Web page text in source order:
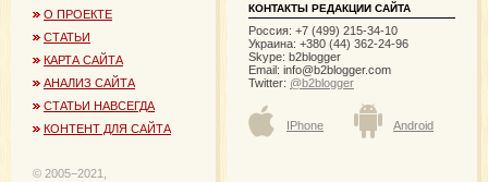
О ПРОЕКТЕ
СТАТЬИ
КАРТА САЙТА
АНАЛИЗ САЙТА
СТАТЬИ НАВСЕГДА
КОНТЕНТ ДЛЯ САЙТА
© 2005−2021,
КОНТАКТЫ РЕДАКЦИИ САЙТА
Россия: +7 (499) 215-34-10
Украина: +380 (44) 362-24-96
Skype: b2blogger
Email: info@b2blogger.com
Twitter: @b2blogger
IPhone Android